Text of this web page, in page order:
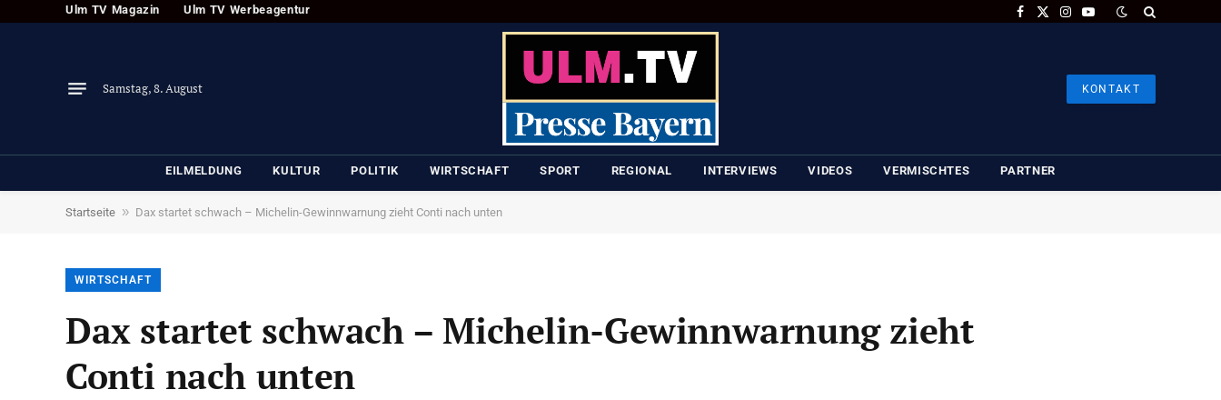
Ulm TV Magazin Ulm TV Werbeagentur
Facebook
X
Instagram
YouTube
Samstag, 8. August KONTAKT
EILMELDUNG KULTUR POLITIK WIRTSCHAFT SPORT REGIONAL INTERVIEWS VIDEOS VERMISCHTES PARTNER
Startseite » Dax startet schwach – Michelin-Gewinnwarnung zieht Conti nach unten
WIRTSCHAFT
Dax startet schwach – Michelin-Gewinnwarnung zieht
Conti nach unten